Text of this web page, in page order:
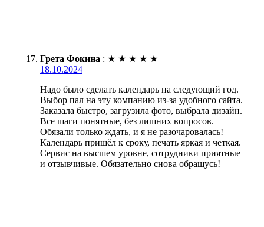
Грета Фокина : ★ ★ ★ ★ ★
18.10.2024
Надо было сделать календарь на следующий год.
Выбор пал на эту компанию из-за удобного сайта.
Заказала быстро, загрузила фото, выбрала дизайн.
Все шаги понятные, без лишних вопросов.
Обязали только ждать, и я не разочаровалась!
Календарь пришёл к сроку, печать яркая и четкая.
Сервис на высшем уровне, сотрудники приятные
и отзывчивые. Обязательно снова обращусь!